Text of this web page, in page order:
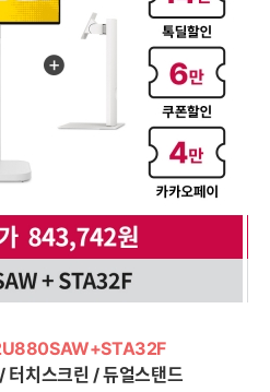
치스크린 / 듀얼스탠드